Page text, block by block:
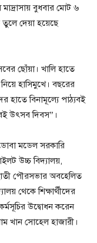
মাদ্রাসায় বুধবার মোট ৬
দেয়া হয়েছে
ছোঁয়া। খালি হাতে
হাসিমুখে। বছরের
হাতে বিনামূল্যে পাঠ্যবই
উৎসব দিবস”।
মডেল সরকারি
উচ্চ বিদ্যালয়,
পৌরসভার অবহেলিত
থেকে শিক্ষার্থীদের
উদ্বোধন করেন
খান সোহেল হাজারী।